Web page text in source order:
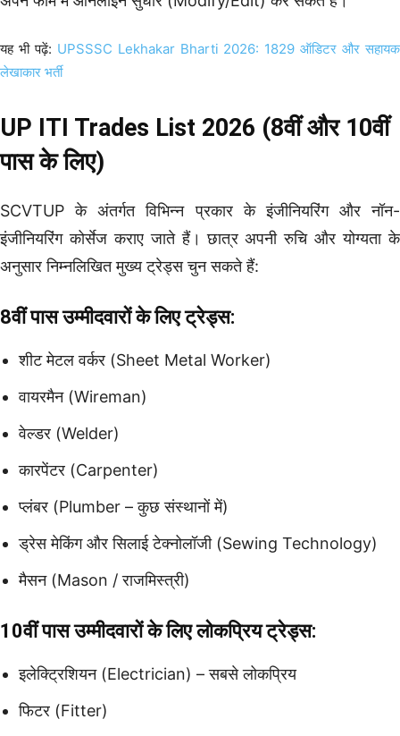
यह भी पढ़ें: UPSSSC Lekhakar Bharti 2026: 1829 ऑडिटर और सहायक
लेखाकार भर्ती
UP ITI Trades List 2026 (8वीं और 10वीं
पास के लिए)
SCVTUP के अंतर्गत विभिन्न प्रकार के इंजीनियरिंग और नॉन-
इंजीनियरिंग कोर्सेज कराए जाते हैं। छात्र अपनी रुचि और योग्यता के
अनुसार निम्नलिखित मुख्य ट्रेड्स चुन सकते हैं:
8वीं पास उम्मीदवारों के लिए ट्रेड्स:
शीट मेटल वर्कर (Sheet Metal Worker)
वायरमैन (Wireman)
वेल्डर (Welder)
कारपेंटर (Carpenter)
प्लंबर (Plumber – कुछ संस्थानों में)
ड्रेस मेकिंग और सिलाई टेक्नोलॉजी (Sewing Technology)
मैसन (Mason / राजमिस्त्री)
10वीं पास उम्मीदवारों के लिए लोकप्रिय ट्रेड्स:
इलेक्ट्रिशियन (Electrician) – सबसे लोकप्रिय
फिटर (Fitter)